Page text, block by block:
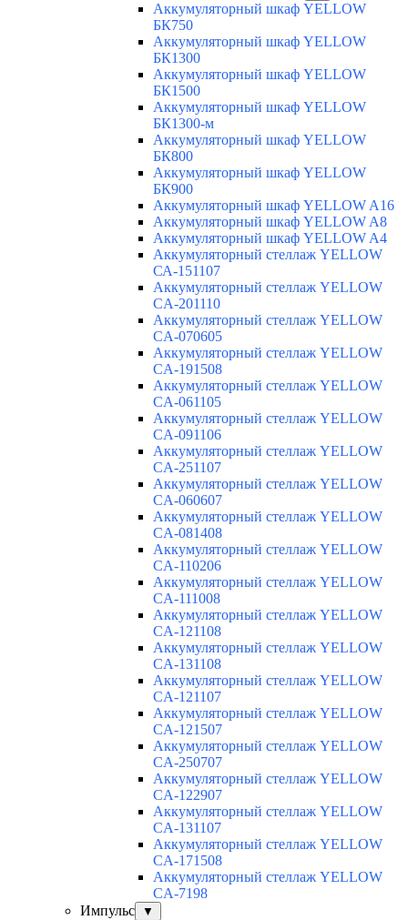
Аккумуляторный шкаф YELLOW
БК750
Аккумуляторный шкаф YELLOW
БК1300
Аккумуляторный шкаф YELLOW
БК1500
Аккумуляторный шкаф YELLOW
БК1300-м
Аккумуляторный шкаф YELLOW
БК800
Аккумуляторный шкаф YELLOW
БК900
Аккумуляторный шкаф YELLOW A16
Аккумуляторный шкаф YELLOW A8
Аккумуляторный шкаф YELLOW A4
Аккумуляторный стеллаж YELLOW
СА-151107
Аккумуляторный стеллаж YELLOW
CA-201110
Аккумуляторный стеллаж YELLOW
CA-070605
Аккумуляторный стеллаж YELLOW
CA-191508
Аккумуляторный стеллаж YELLOW
CA-061105
Аккумуляторный стеллаж YELLOW
CA-091106
Аккумуляторный стеллаж YELLOW
CA-251107
Аккумуляторный стеллаж YELLOW
CA-060607
Аккумуляторный стеллаж YELLOW
CA-081408
Аккумуляторный стеллаж YELLOW
CA-110206
Аккумуляторный стеллаж YELLOW
CA-111008
Аккумуляторный стеллаж YELLOW
CA-121108
Аккумуляторный стеллаж YELLOW
CA-131108
Аккумуляторный стеллаж YELLOW
CA-121107
Аккумуляторный стеллаж YELLOW
CA-121507
Аккумуляторный стеллаж YELLOW
CA-250707
Аккумуляторный стеллаж YELLOW
CA-122907
Аккумуляторный стеллаж YELLOW
CA-131107
Аккумуляторный стеллаж YELLOW
CA-171508
Аккумуляторный стеллаж YELLOW
CA-7198
Импульс
▼